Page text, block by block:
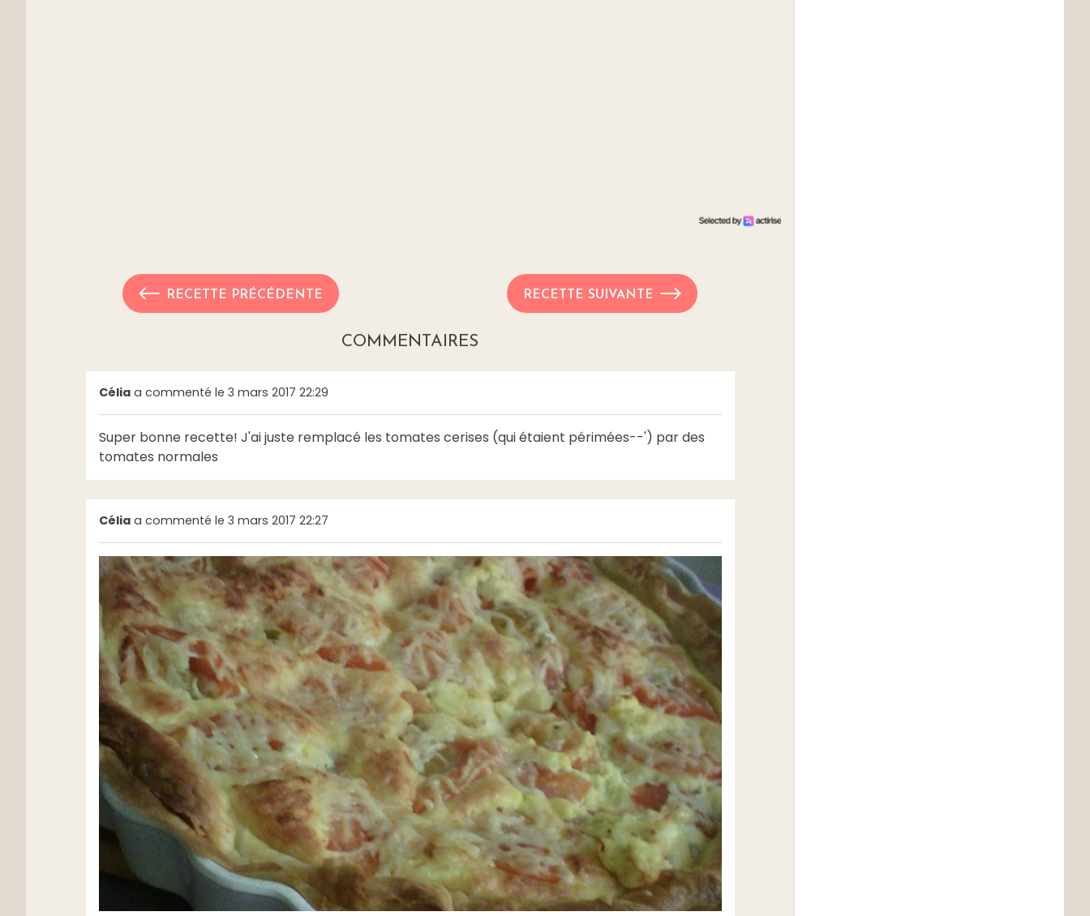
RECETTE PRÉCÉDENTE RECETTE SUIVANTE
COMMENTAIRES
Céliaa commenté le 3 mars 2017 22:29
Super bonne recette! J'ai juste remplacé les tomates cerises (qui étaient périmées--') par des
tomates normales
Céliaa commenté le 3 mars 2017 22:27